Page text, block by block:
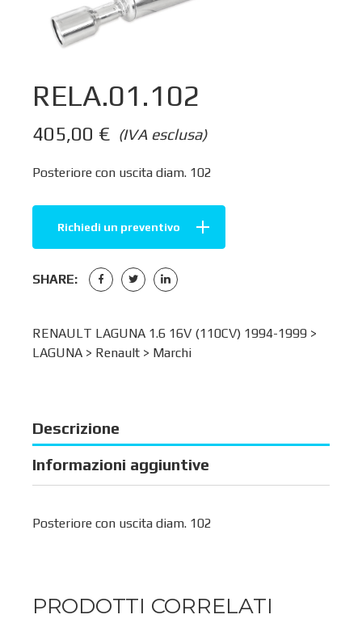
RELA.01.102
(IVA esclusa)
405,00 €
Posteriore con uscita diam. 102
Richiedi un preventivo
SHARE:
RENAULT LAGUNA 1.6 16V (110CV) 1994-1999 >
LAGUNA > Renault > Marchi
Descrizione
Informazioni aggiuntive
Posteriore con uscita diam. 102
PRODOTTI CORRELATI